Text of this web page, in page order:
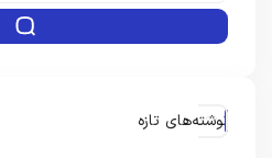
نوشته‌های تازه